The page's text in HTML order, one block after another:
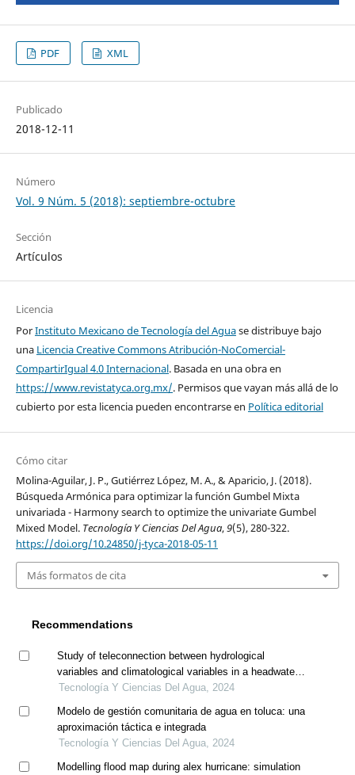
PDF XML
Publicado
2018-12-11
Número
Vol. 9 Núm. 5 (2018): septiembre-octubre
Sección
Artículos
Licencia
PorInstituto Mexicano de Tecnología del Aguase distribuye bajo
una Licencia Creative Commons Atribución-NoComercial-
CompartirIgual 4.0 Internacional. Basada en una obra en
https://www.revistatyca.org.mx/. Permisos que vayan más allá de lo
cubierto por esta licencia pueden encontrarse en Política editorial
Cómo citar
Molina-Aguilar, J. P., Gutiérrez López, M. A., & Aparicio, J. (2018).
Búsqueda Armónica para optimizar la función Gumbel Mixta
univariada - Harmony search to optimize the univariate Gumbel
Mixed Model. Tecnología Y Ciencias Del Agua,9(5), 280-322.
https://doi.org/10.24850/j-tyca-2018-05-11
Más formatos de cita
Recommendations
Study of teleconnection between hydrological
variables and climatological variables in a headwater
basin of the maipo river for forecast model application
Tecnología Y Ciencias Del Agua, 2024
Modelo de gestión comunitaria de agua en toluca: una
aproximación táctica e integrada
Tecnología Y Ciencias Del Agua, 2024
Modelling flood map during alex hurricane: simulation